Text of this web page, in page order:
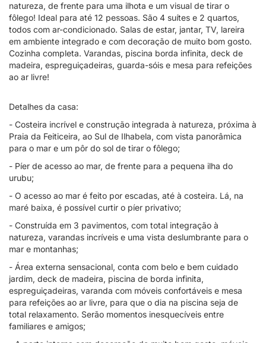
natureza, de frente para uma ilhota e um visual de tirar o
fôlego! Ideal para até 12 pessoas. São 4 suítes e 2 quartos,
todos com ar-condicionado. Salas de estar, jantar, TV, lareira
em ambiente integrado e com decoração de muito bom gosto.
Cozinha completa. Varandas, piscina borda infinita, deck de
madeira, espreguiçadeiras, guarda-sóis e mesa para refeições
ao ar livre!
Detalhes da casa:
- Costeira incrível e construção integrada à natureza, próxima à
Praia da Feiticeira, ao Sul de Ilhabela, com vista panorâmica
para o mar e um pôr do sol de tirar o fôlego;
- Píer de acesso ao mar, de frente para a pequena ilha do
urubu;
- O acesso ao mar é feito por escadas, até à costeira. Lá, na
maré baixa, é possível curtir o píer privativo;
- Construída em 3 pavimentos, com total integração à
natureza, varandas incríveis e uma vista deslumbrante para o
mar e montanhas;
- Área externa sensacional, conta com belo e bem cuidado
jardim, deck de madeira, piscina de borda infinita,
espreguiçadeiras, varanda com móveis confortáveis e mesa
para refeições ao ar livre, para que o dia na piscina seja de
total relaxamento. Serão momentos inesquecíveis entre
familiares e amigos;